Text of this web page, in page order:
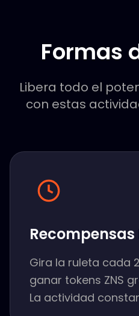
Formas
Libera todo el
con estas
Gira la ruleta cada
ganar tokens ZNS
La actividad